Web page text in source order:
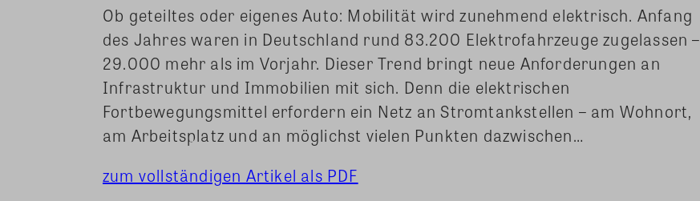
Ob geteiltes oder eigenes Auto: Mobilität wird zunehmend elektrisch. Anfang
des Jahres waren in Deutschland rund 83.200 Elektrofahrzeuge zugelassen –
29.000 mehr als im Vorjahr. Dieser Trend bringt neue Anforderungen an
Infrastruktur und Immobilien mit sich. Denn die elektrischen
Fortbewegungsmittel erfordern ein Netz an Stromtankstellen – am Wohnort,
am Arbeitsplatz und an möglichst vielen Punkten dazwischen…
zum vollständigen Artikel als PDF